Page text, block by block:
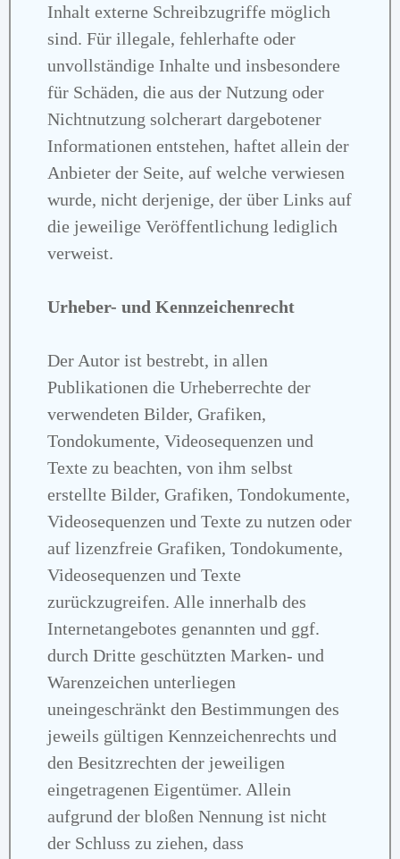
Inhalt externe Schreibzugriffe möglich
sind. Für illegale, fehlerhafte oder
unvollständige Inhalte und insbesondere
für Schäden, die aus der Nutzung oder
Nichtnutzung solcherart dargebotener
Informationen entstehen, haftet allein der
Anbieter der Seite, auf welche verwiesen
wurde, nicht derjenige, der über Links auf
die jeweilige Veröffentlichung lediglich
verweist.
Urheber- und Kennzeichenrecht
Der Autor ist bestrebt, in allen
Publikationen die Urheberrechte der
verwendeten Bilder, Grafiken,
Tondokumente, Videosequenzen und
Texte zu beachten, von ihm selbst
erstellte Bilder, Grafiken, Tondokumente,
Videosequenzen und Texte zu nutzen oder
auf lizenzfreie Grafiken, Tondokumente,
Videosequenzen und Texte
zurückzugreifen. Alle innerhalb des
Internetangebotes genannten und ggf.
durch Dritte geschützten Marken- und
Warenzeichen unterliegen
uneingeschränkt den Bestimmungen des
jeweils gültigen Kennzeichenrechts und
den Besitzrechten der jeweiligen
eingetragenen Eigentümer. Allein
aufgrund der bloßen Nennung ist nicht
der Schluss zu ziehen, dass